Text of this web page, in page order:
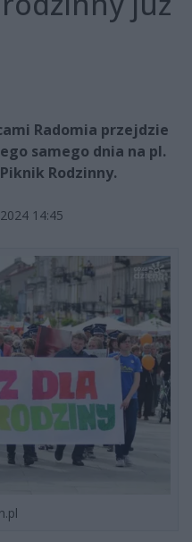
Radomia przejdzie
samego dnia na pl.
Rodzinny.
14:45